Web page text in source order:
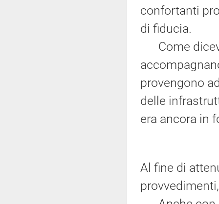
confortanti
di fiducia.
Come
provengono
delle
era ancora in
Al fine di